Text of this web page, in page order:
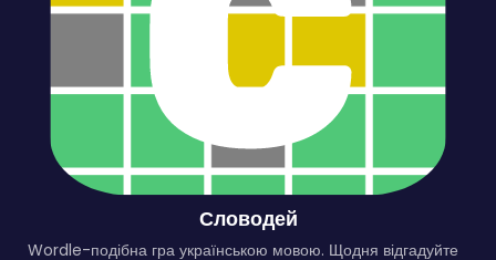
Словодей
Wordle-подібна гра українською мовою. Щодня відгадуйте